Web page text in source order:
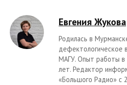
Евгения Жукова
Родилась в
дефектологическое
МАГУ. Опыт работы в
лет. Редактор
«Большого Радио» с